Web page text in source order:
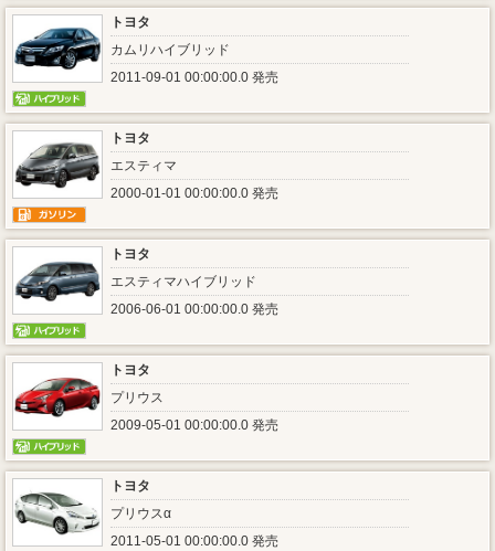
トヨタ
カムリハイブリッド
2011-09-01 00:00:00.0 発売
トヨタ
エスティマ
2000-01-01 00:00:00.0 発売
トヨタ
エスティマハイブリッド
2006-06-01 00:00:00.0 発売
トヨタ
プリウス
2009-05-01 00:00:00.0 発売
トヨタ
プリウスα
2011-05-01 00:00:00.0 発売